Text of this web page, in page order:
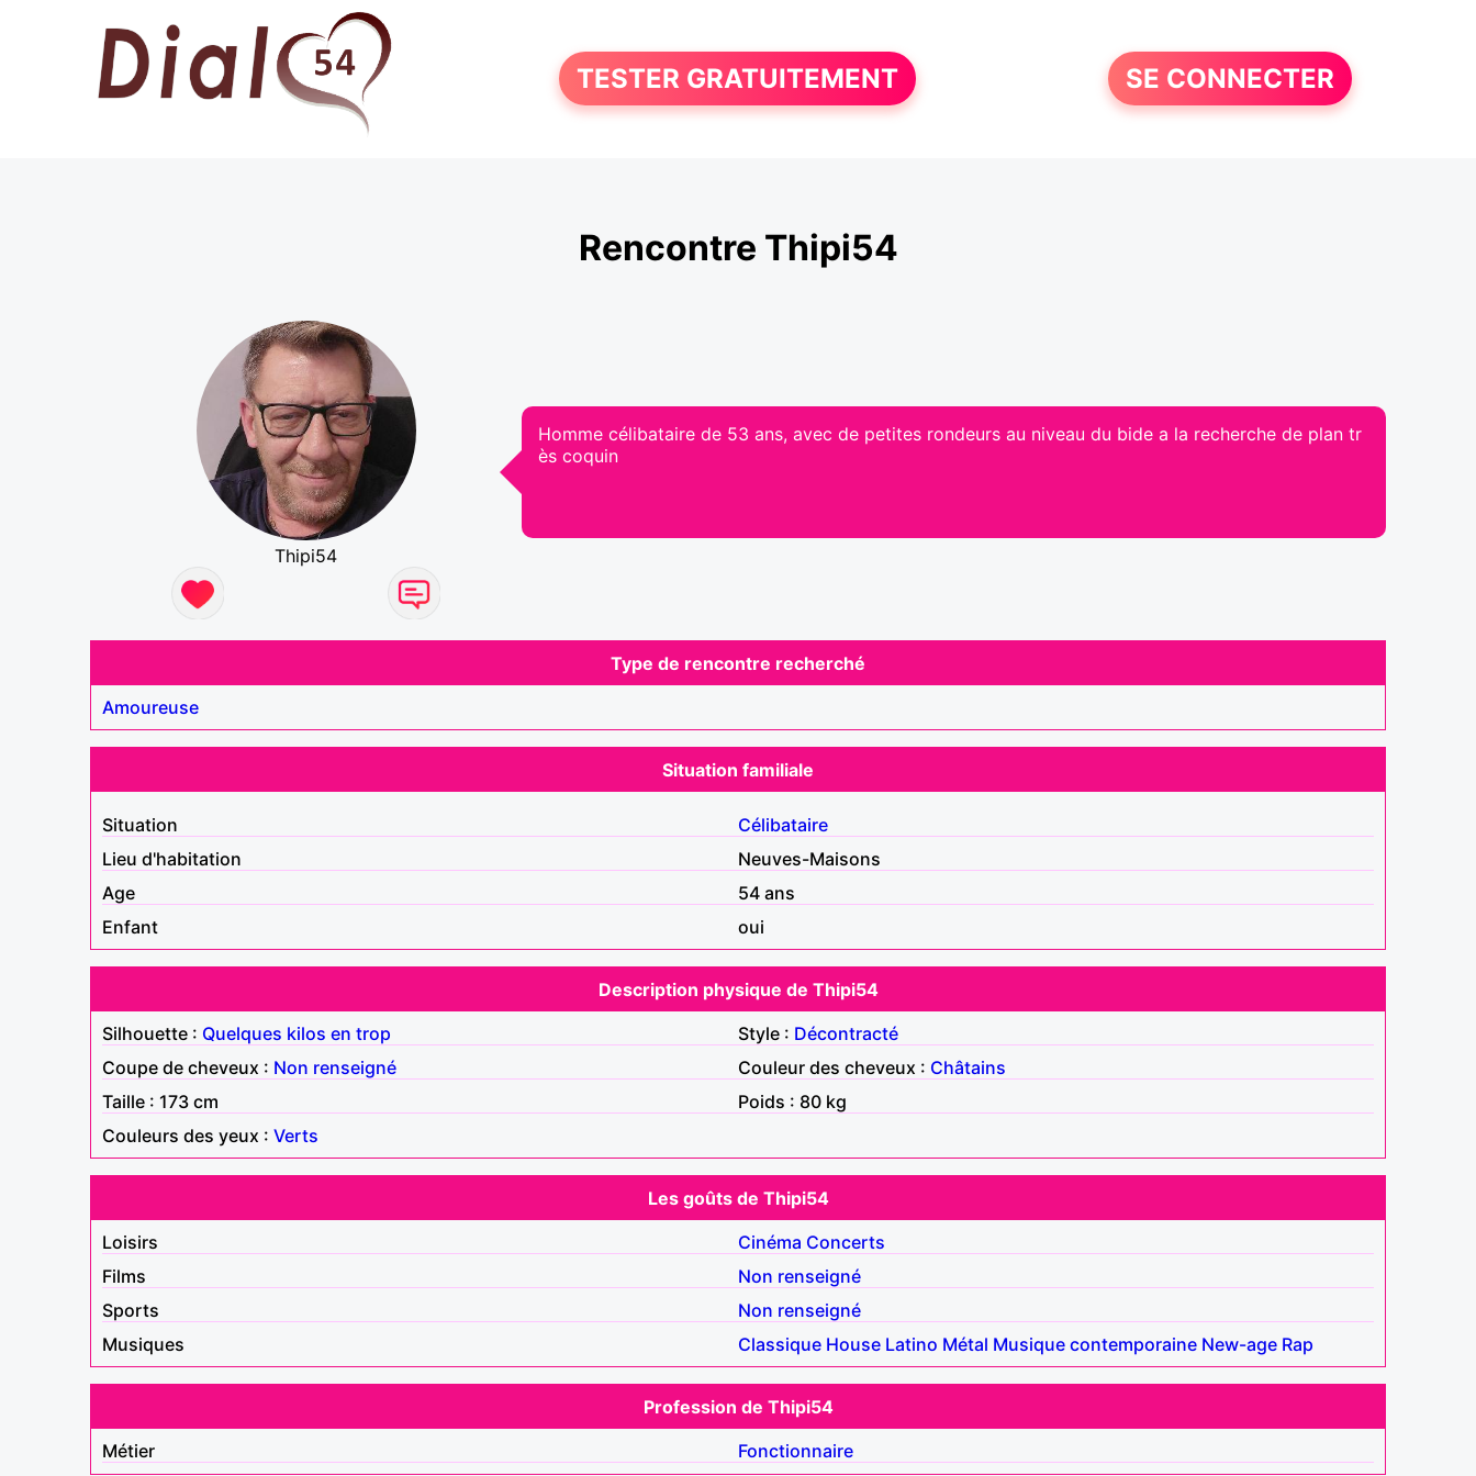
TESTER GRATUITEMENT SE CONNECTER
Rencontre Thipi54
Thipi54
Homme célibataire de 53 ans, avec de petites rondeurs au niveau du bide a la recherche de plan tr
ès coquin
Type de rencontre recherché
Amoureuse
Situation familiale
Situation
Célibataire
Lieu d'habitation
Neuves-Maisons
Age
54 ans
Enfant
oui
Description physique de Thipi54
Silhouette : Quelques kilos en trop Style : Décontracté
Coupe de cheveux : Non renseigné Couleur des cheveux : Châtains
Taille : 173 cm
Poids : 80 kg
Couleurs des yeux : Verts
Les goûts de Thipi54
Loisirs
Cinéma Concerts
Films
Non renseigné
Sports
Non renseigné
Musiques
Classique House Latino Métal Musique contemporaine New-age Rap
Profession de Thipi54
Métier
Fonctionnaire